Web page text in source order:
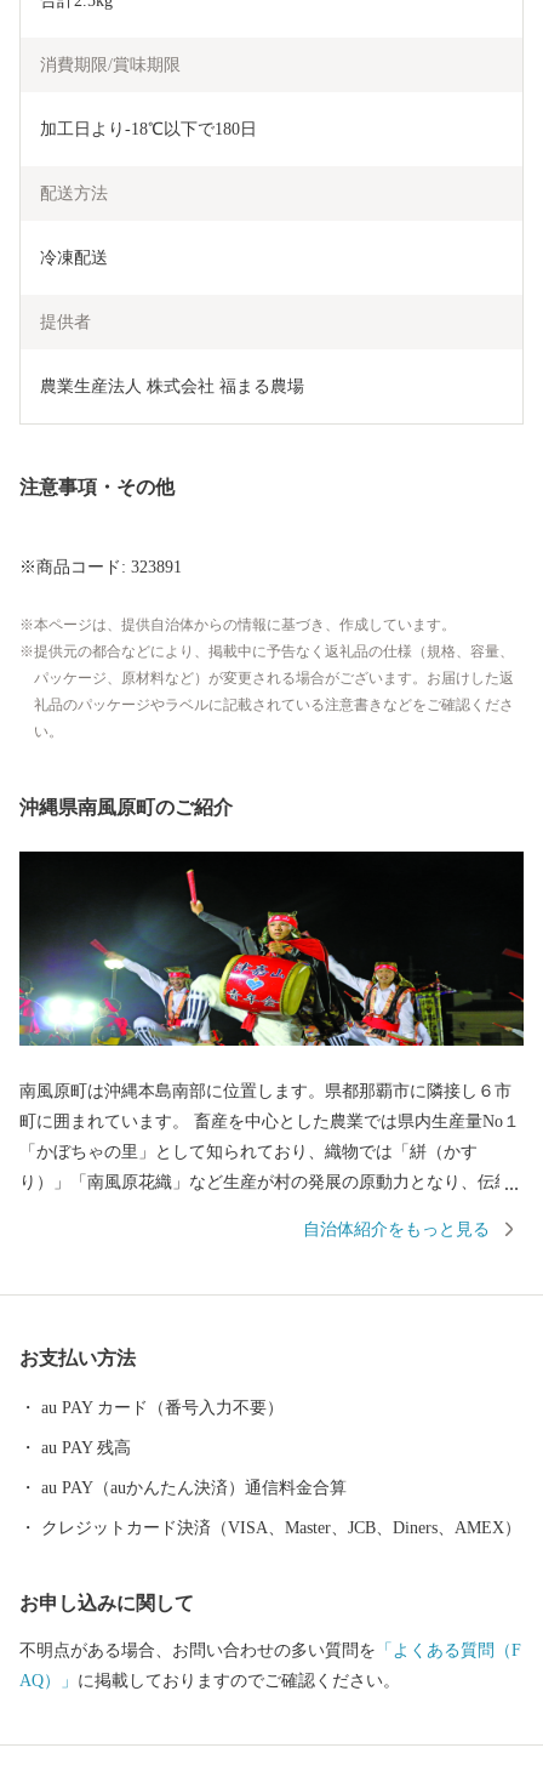
消費期限/賞味期限
加工日より-18℃以下で180日
配送方法
冷凍配送
提供者
農業生産法人 株式会社 福まる農場
注意事項・その他
※商品コード: 323891
本ページは、提供自治体からの情報に基づき、作成しています。
提供元の都合などにより、掲載中に予告なく返礼品の仕様（規格、容量、
パッケージ、原材料など）が変更される場合がございます。お届けした返
礼品のパッケージやラベルに記載されている注意書きなどをご確認くださ
い。
沖縄県南風原町のご紹介
南風原町は沖縄本島南部に位置します。県都那覇市に隣接し６市
町に囲まれています。 畜産を中心とした農業では県内生産量No１
「かぼちゃの里」として知られており、織物では「絣（かす
り）」「南風原花織」など生産が村の発展の原動力となり、伝統
自治体紹介をもっと見る
お支払い方法
au PAY カード（番号入力不要）
au PAY 残高
au PAY（auかんたん決済）通信料金合算
クレジットカード決済（VISA、Master、JCB、Diners、AMEX）
お申し込みに関して
不明点がある場合、お問い合わせの多い質問を 「よくある質問（F
AQ）」 に掲載しておりますのでご確認ください。